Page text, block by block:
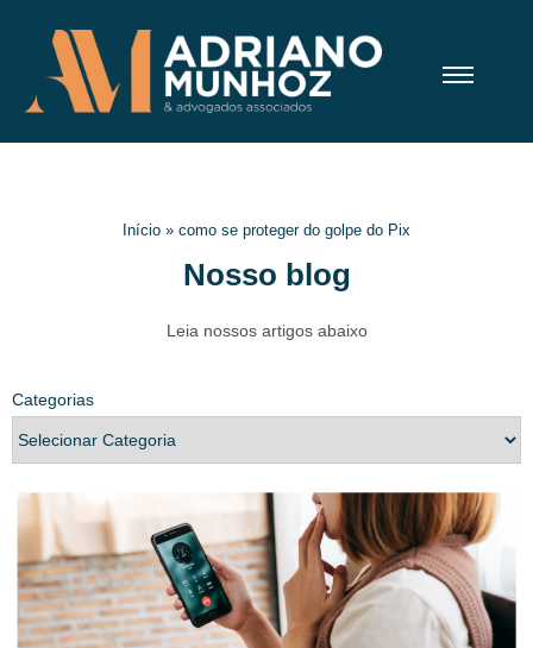
Início » como se proteger do golpe do Pix
Nosso blog
Leia nossos artigos abaixo
Categorias